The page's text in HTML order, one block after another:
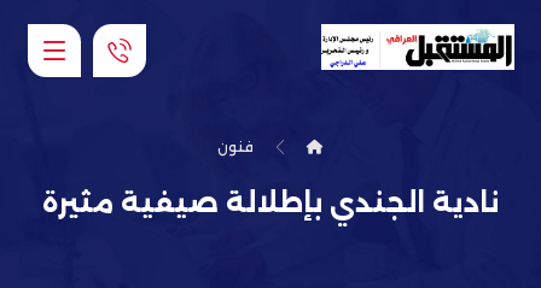
فنون
نادية الجندي بإطلالة صيفية مثيرة